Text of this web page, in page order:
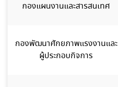
กองแผนงานและสารสนเทศ
กองพัฒนาศักยภาพแรงงานและ
ผู้ประกอบกิจการ